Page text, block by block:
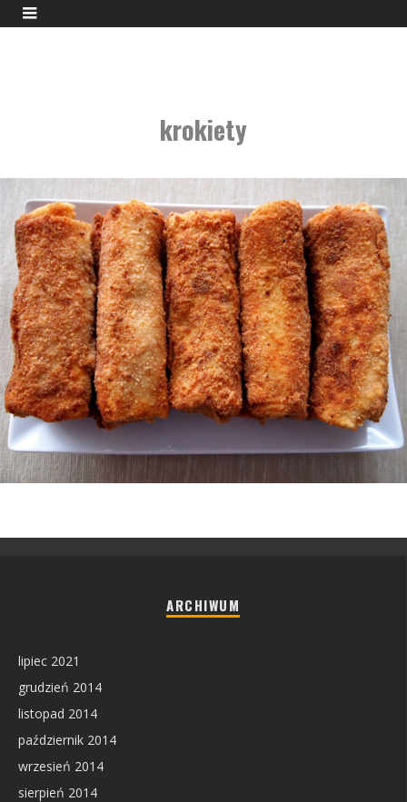
krokiety
ARCHIWUM
lipiec 2021
grudzień 2014
listopad 2014
październik 2014
wrzesień 2014
sierpień 2014